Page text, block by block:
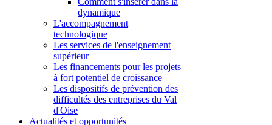
dynamique
L'accompagnement
technologique
Les services de l'enseignement
supérieur
Les financements pour les projets
à fort potentiel de croissance
Les dispositifs de prévention des
difficultés des entreprises du Val
d'Oise
Actualités et opportunités